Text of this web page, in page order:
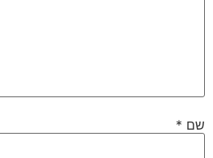
שם *